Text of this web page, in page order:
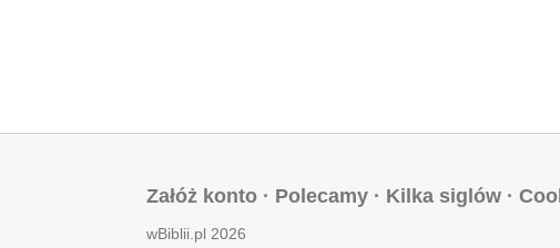
Załóż konto · Polecamy · Kilka siglów ·
wBiblii.pl 2026